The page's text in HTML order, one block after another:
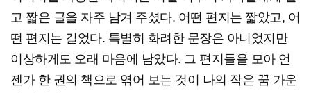
고 짧은 글을 자주 남겨 주셨다. 어떤 편지는 짧았고, 어
떤 편지는 길었다. 특별히 화려한 문장은 아니었지만
이상하게도 오래 마음에 남았다. 그 편지들을 모아 언
젠가 한 권의 책으로 엮어 보는 것이 나의 작은 꿈 가운